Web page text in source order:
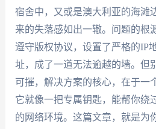
宿舍中，又或是澳大利亚的海滩
来的失落感如出一辙。问题的根
遵守版权协议，设置了严格的IP
址，成了一道无法逾越的墙。但
可摧，解决方案的核心，在于一
它就像一把专属钥匙，能帮你绕
的网络环境。这篇文章，就是为